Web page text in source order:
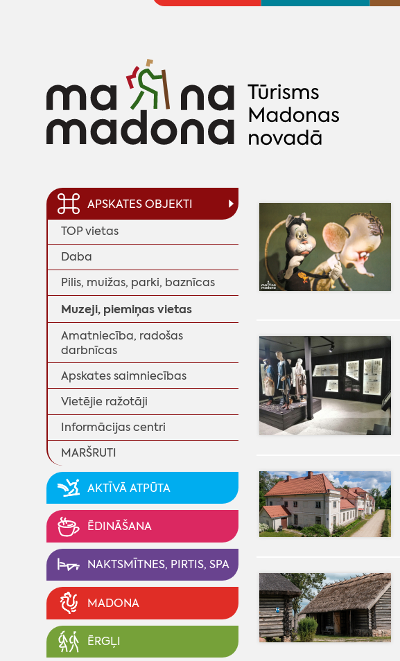
APSKATES OBJEKTI
TOP vietas
Daba
Pilis, muižas, parki, baznīcas
Muzeji, piemiņas vietas
Amatniecība, radošas
darbnīcas
Apskates saimniecības
Vietējie ražotāji
Informācijas centri
MARŠRUTI
AKTĪVĀ ATPŪTA
ĒDINĀŠANA
NAKTSMĪTNES, PIRTIS, SPA
MADONA
ĒRGĻI